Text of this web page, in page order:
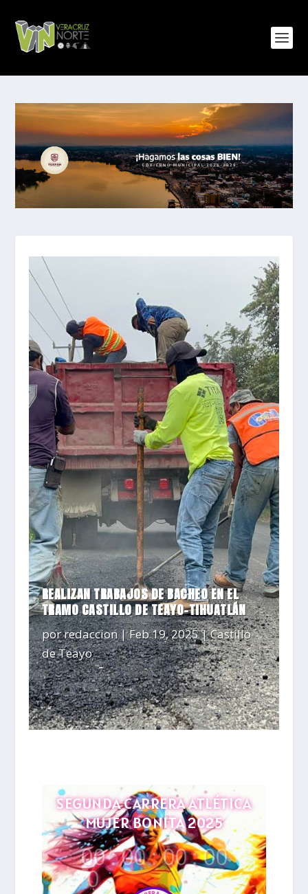
REALIZAN TRABAJOS DE BACHEO EN EL
TRAMO CASTILLO DE TEAYO-TIHUATLÁN
porredaccion|Feb 19, 2025|Castillo
de Teayo
SEGUNDA CARRERA ATLÉTICA
MUJER BONITA 2025
00
0
:00:00:00